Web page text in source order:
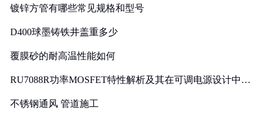
镀锌方管有哪些常见规格和型号
D400球墨铸铁井盖重多少
覆膜砂的耐高温性能如何
RU7088R功率MOSFET特性解析及其在可调电源设计中的
不锈钢通风 管道施工